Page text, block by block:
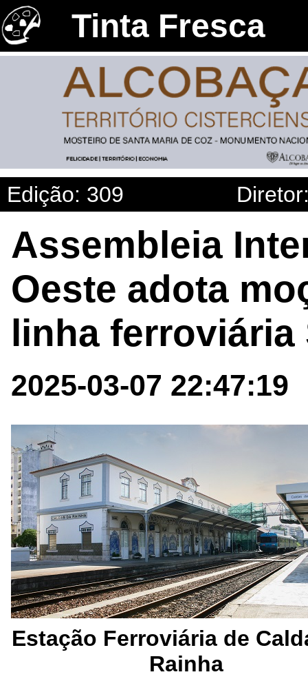
Tinta Fresca
Edição: 309
Assembleia
Oeste adota
linha ferroviária
2025-03-07 22:47:19
Estação Ferroviária de
Rainha